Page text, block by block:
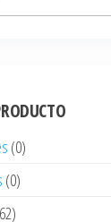
(0)
(0)